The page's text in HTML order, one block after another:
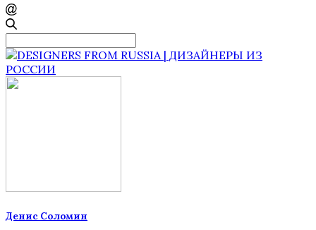
Search
for:
Денис Соломин